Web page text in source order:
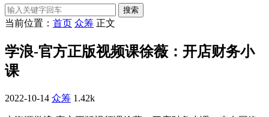
搜索
当前位置： 首页 众筹 正文
学浪-官方正版视频课徐薇：开店财务小
课
2022-10-14 众筹 1.42k